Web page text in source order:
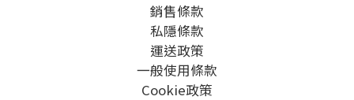
銷售條款
私隱條款
運送政策
一般使用條款
Cookie政策